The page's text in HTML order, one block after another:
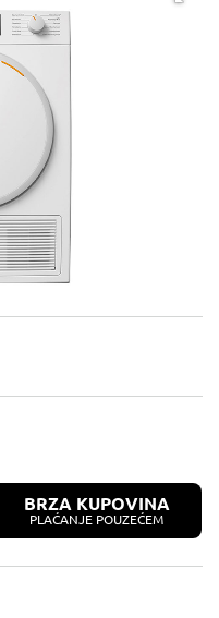
BRZA KUPOVINA
PLAĆANJE POUZEĆEM